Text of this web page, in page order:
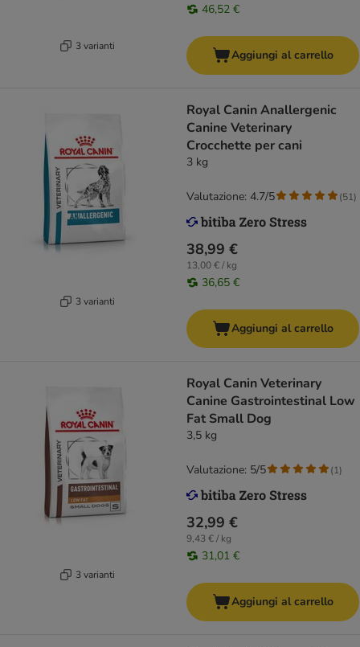
3 varianti
46,52 €
Aggiungi al carrello
3 varianti
Royal Canin Anallergenic
Canine Veterinary
Crocchette per cani
3 kg
38,99 €
13,00 € / kg
36,65 €
Valutazione: 4.7/5 (51)
Aggiungi al carrello
3 varianti
Royal Canin Veterinary
Canine Gastrointestinal Low
Fat Small Dog
3,5 kg
32,99 €
9,43 € / kg
31,01 €
Valutazione: 5/5 (1)
Aggiungi al carrello